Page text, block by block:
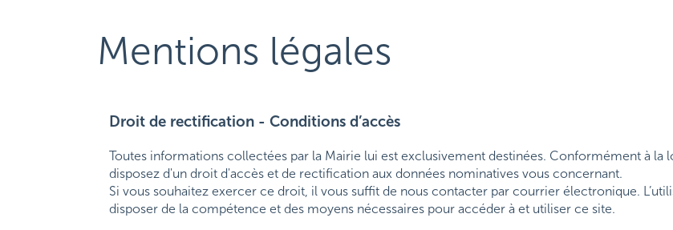
Mentions légales
Droit de rectification - Conditions d’accès
Toutes informations collectées par la Mairie lui est exclusivement destinées. Conformément à la
disposez d'un droit d'accès et de rectification aux données nominatives vous concernant.
Si vous souhaitez exercer ce droit, il vous suffit de nous contacter par courrier électronique.
disposer de la compétence et des moyens nécessaires pour accéder à et utiliser ce site.